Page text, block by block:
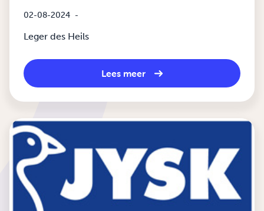
02-08-2024 -
Leger des Heils
Lees meer